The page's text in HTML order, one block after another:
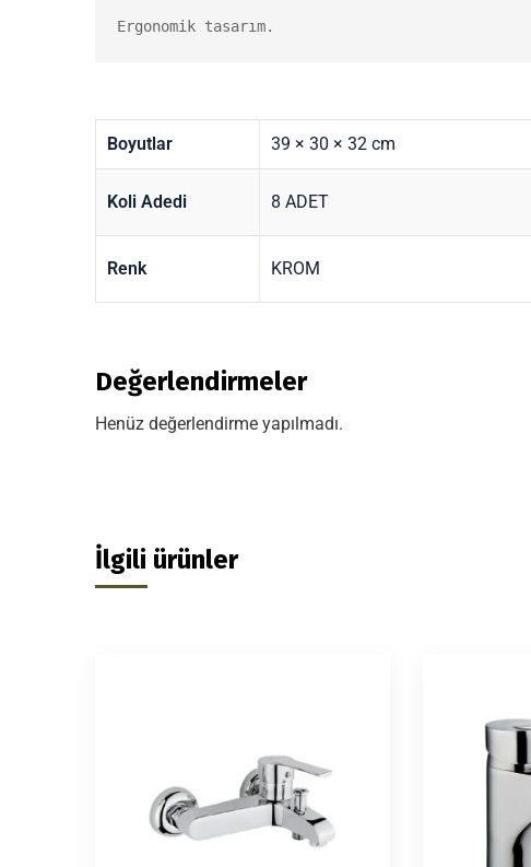
Boyutlar 39 × 30 × 32 cm
Koli Adedi 8 ADET
Renk KROM
Değerlendirmeler
Henüz değerlendirme yapılmadı.
İlgili ürünler